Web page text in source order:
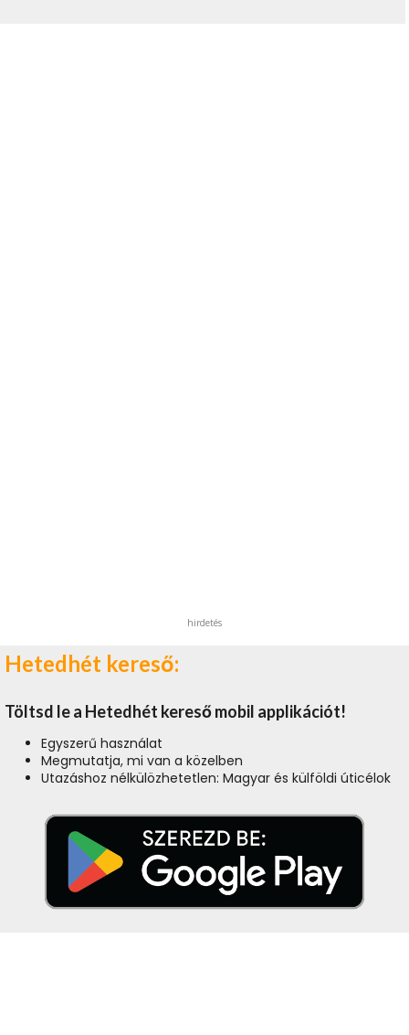
hirdetés
Hetedhét kereső:
Töltsd le a Hetedhét kereső mobil applikációt!
Egyszerű használat
Megmutatja, mi van a közelben
Utazáshoz nélkülözhetetlen: Magyar és külföldi úticélok